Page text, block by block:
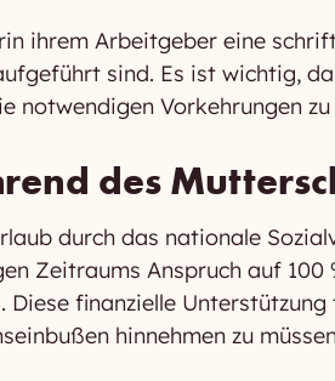
ihrem Arbeitgeber eine
sind. Es ist wichtig,
notwendigen Vorkehrungen
des
durch das nationale
Zeitraums Anspruch auf
finanzielle
hinnehmen zu